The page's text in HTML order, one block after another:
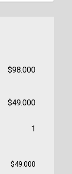
$98.000
$49.000
1
$49.000